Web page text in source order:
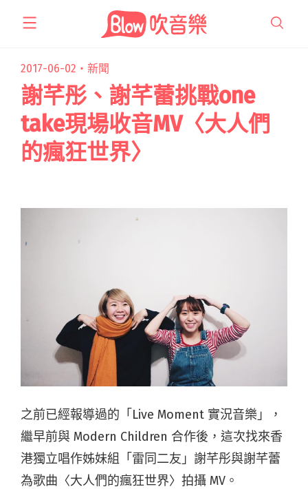
2017-06-02・ 新聞
謝芊彤、謝芊蕾挑戰one
take現場收音MV〈大人們
的瘋狂世界〉
之前已經報導過的「Live Moment 實況音樂」，
繼早前與 Modern Children 合作後，這次找來香
港獨立唱作姊妹組「雷同二友」謝芊彤與謝芊蕾
為歌曲〈大人們的瘋狂世界〉拍攝 MV。